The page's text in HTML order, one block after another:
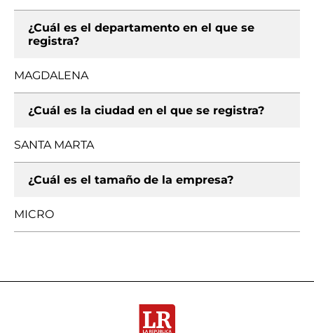
¿Cuál es el departamento en el que se
registra?
MAGDALENA
¿Cuál es la ciudad en el que se registra?
SANTA MARTA
¿Cuál es el tamaño de la empresa?
MICRO